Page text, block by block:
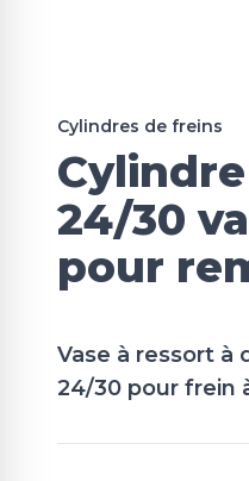
Cylindres de freins
24/30
pour
Vase à ressort à
24/30 pour frein